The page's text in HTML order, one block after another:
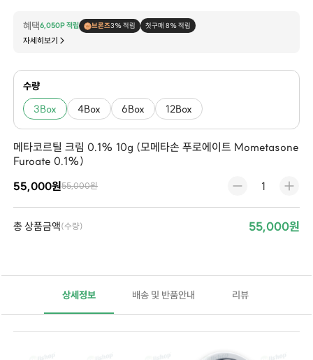
혜택6,050P 적립 브론즈3% 적립 첫구매 8% 적립
자세히보기
수량
3Box 4Box 6Box 12Box
메타코르틸 크림 0.1% 10g (모메타손 푸로에이트 Mometasone
Furoate 0.1%)
55,000원55,000원
총 상품금액(수량) 55,000원
상세정보 배송 및 반품안내 리뷰